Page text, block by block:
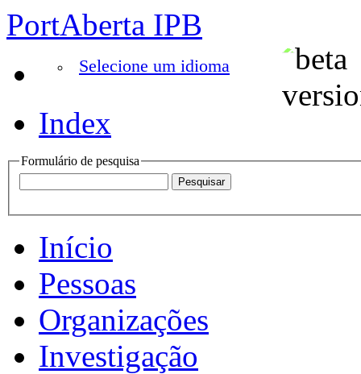
PortAberta IPB
Selecione um idioma
Index
Formulário de pesquisa
Início
Pessoas
Organizações
Investigação